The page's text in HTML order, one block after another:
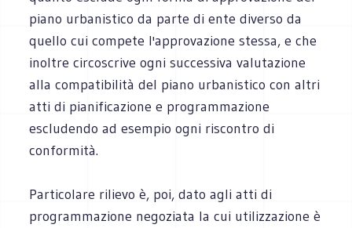
piano urbanistico da parte di ente diverso da
quello cui compete l'approvazione stessa, e che
inoltre circoscrive ogni successiva valutazione
alla compatibilità del piano urbanistico con altri
atti di pianificazione e programmazione
escludendo ad esempio ogni riscontro di
conformità.
Particolare rilievo è, poi, dato agli atti di
programmazione negoziata la cui utilizzazione è